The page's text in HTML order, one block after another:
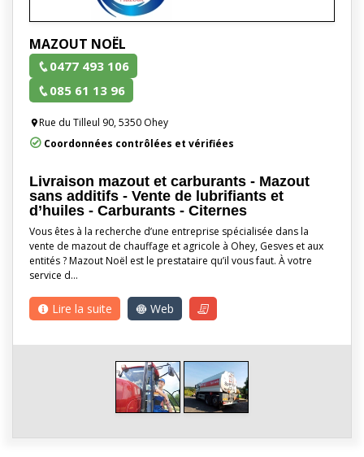
MAZOUT NOËL
0477 493 106
085 61 13 96
Rue du Tilleul 90, 5350 Ohey
Coordonnées contrôlées et vérifiées
Livraison mazout et carburants - Mazout
sans additifs - Vente de lubrifiants et
d’huiles - Carburants - Citernes
Vous êtes à la recherche d’une entreprise spécialisée dans la
vente de mazout de chauffage et agricole à Ohey, Gesves et aux
entités ? Mazout Noël est le prestataire qu’il vous faut. À votre
service d…
Lire la suite Web